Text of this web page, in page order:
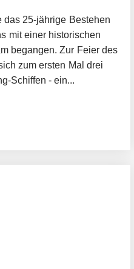
25-jährige Bestehen
mit einer historischen
begangen. Zur Feier des
zum ersten Mal drei
Schiffen - ein...